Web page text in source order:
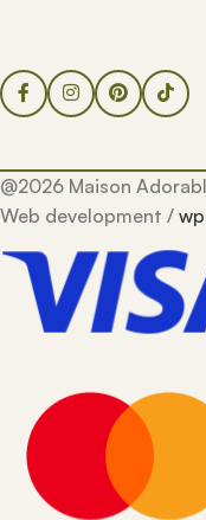
@2026 Maison
Web development /